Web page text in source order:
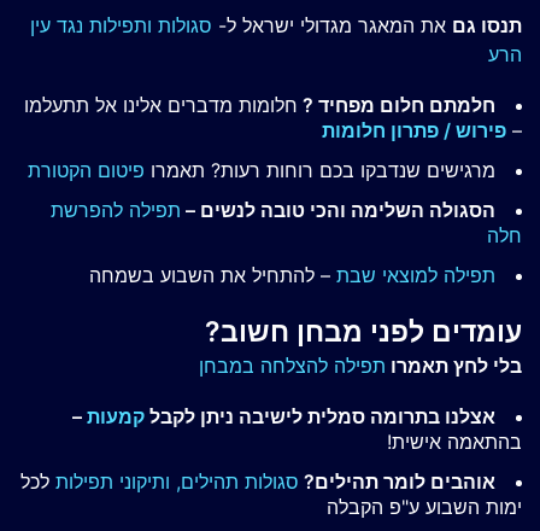
תנסו גם את המאגר מגדולי ישראל ל- סגולות ותפילות נגד עין
הרע
חלמתם חלום מפחיד ? חלומות מדברים אלינו אל תתעלמו
– פירוש / פתרון חלומות
מרגישים שנדבקו בכם רוחות רעות? תאמרו פיטום הקטורת
הסגולה השלימה והכי טובה לנשים – תפילה להפרשת
חלה
תפילה למוצאי שבת – להתחיל את השבוע בשמחה
עומדים לפני מבחן חשוב?
בלי לחץ תאמרו תפילה להצלחה במבחן
אצלנו בתרומה סמלית לישיבה ניתן לקבל קמעות –
בהתאמה אישית!
אוהבים לומר תהילים? סגולות תהילים, ותיקוני תפילות לכל
ימות השבוע ע"פ הקבלה